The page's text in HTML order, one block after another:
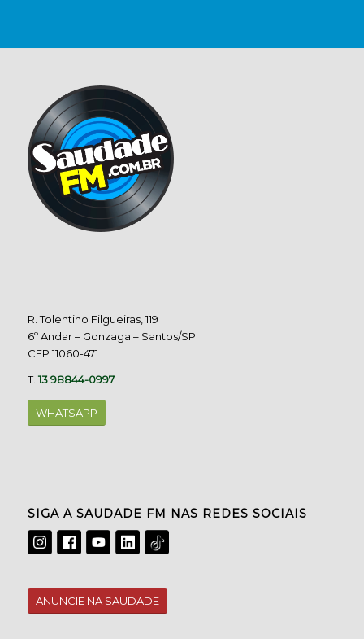
R. Tolentino Filgueiras, 119
6º Andar – Gonzaga – Santos/SP
CEP 11060-471
T.13 98844-0997
WHATSAPP
SIGA A SAUDADE FM NAS REDES SOCIAIS
ANUNCIE NA SAUDADE